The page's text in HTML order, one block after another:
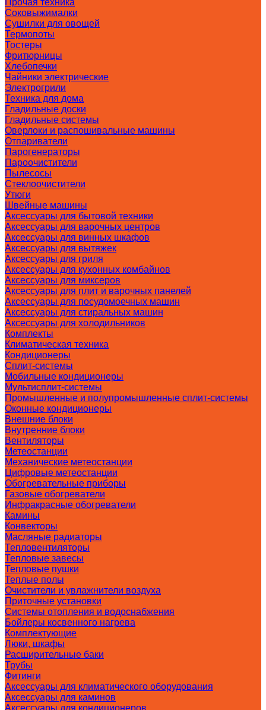
Прочая техника
Соковыжималки
Сушилки для овощей
Термопоты
Тостеры
Фритюрницы
Хлебопечки
Чайники электрические
Электрогрили
Техника для дома
Гладильные доски
Гладильные системы
Оверлоки и распошивальные машины
Отпариватели
Парогенераторы
Пароочистители
Пылесосы
Стеклоочистители
Утюги
Швейные машины
Аксессуары для бытовой техники
Аксессуары для варочных центров
Аксессуары для винных шкафов
Аксессуары для вытяжек
Аксессуары для гриля
Аксессуары для кухонных комбайнов
Аксессуары для миксеров
Аксессуары для плит и варочных панелей
Аксессуары для посудомоечных машин
Аксессуары для стиральных машин
Аксессуары для холодильников
Комплекты
Климатическая техника
Кондиционеры
Сплит-системы
Мобильные кондиционеры
Мультисплит-системы
Промышленные и полупромышленные сплит-системы
Оконные кондиционеры
Внешние блоки
Внутренние блоки
Вентиляторы
Метеостанции
Механические метеостанции
Цифровые метеостанции
Обогревательные приборы
Газовые обогреватели
Инфракрасные обогреватели
Камины
Конвекторы
Масляные радиаторы
Тепловентиляторы
Тепловые завесы
Тепловые пушки
Теплые полы
Очистители и увлажнители воздуха
Приточные установки
Системы отопления и водоснабжения
Бойлеры косвенного нагрева
Комплектующие
Люки, шкафы
Расширительные баки
Трубы
Фитинги
Аксессуары для климатического оборудования
Аксессуары для каминов
Аксессуары для кондиционеров